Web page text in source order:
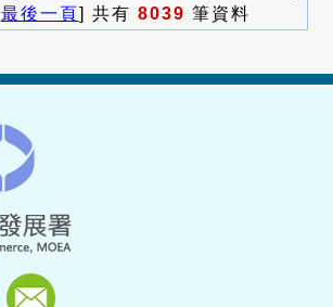
最後一頁] 共有 8039 筆資料